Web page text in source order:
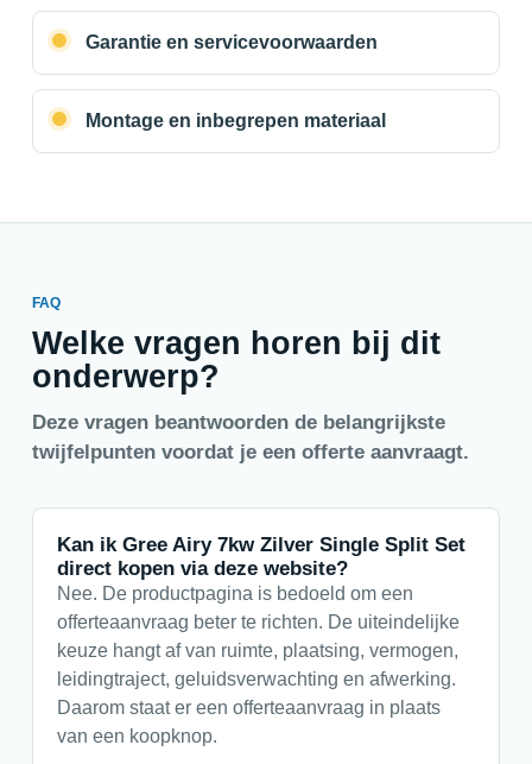
Garantie en servicevoorwaarden
Montage en inbegrepen materiaal
FAQ
Welke vragen horen bij dit
onderwerp?
Deze vragen beantwoorden de belangrijkste
twijfelpunten voordat je een offerte aanvraagt.
Kan ik Gree Airy 7kw Zilver Single Split Set
direct kopen via deze website?
Nee. De productpagina is bedoeld om een
offerteaanvraag beter te richten. De uiteindelijke
keuze hangt af van ruimte, plaatsing, vermogen,
leidingtraject, geluidsverwachting en afwerking.
Daarom staat er een offerteaanvraag in plaats
van een koopknop.